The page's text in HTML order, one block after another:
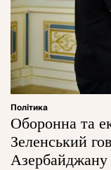
Політика
Оборонна та
Зеленський
Азербайджану